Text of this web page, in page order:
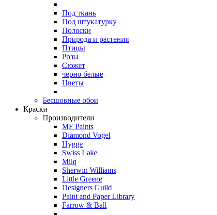
Под ткань
Под штукатурку
Полоски
Природа и растения
Птицы
Розы
Сюжет
черно белые
Цветы
Бесшовные обои
Краски
Производители
MF Paints
Diamond Vogel
Hygge
Swiss Lake
Milq
Sherwin Williams
Little Greene
Designers Guild
Paint and Paper Library
Farrow & Ball